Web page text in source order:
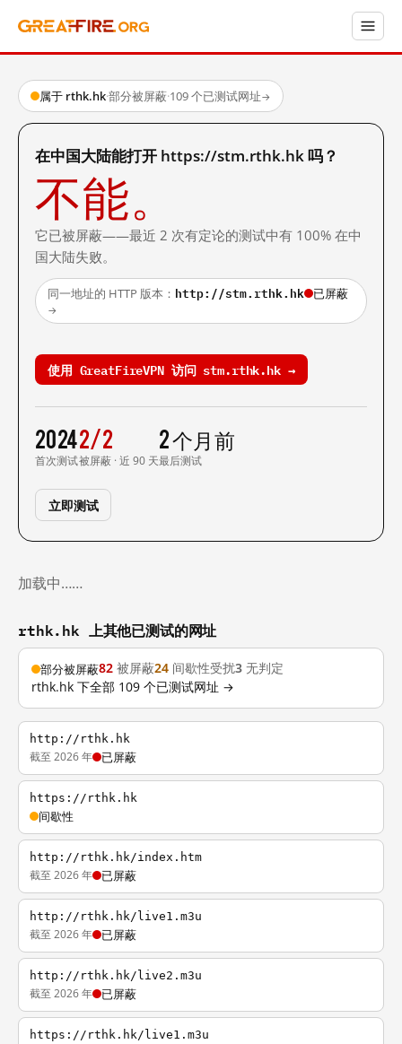
属于 rthk.hk·部分被屏蔽·109 个已测试网址→
在中国大陆能打开 https://stm.rthk.hk 吗？
不能。
它已被屏蔽——最近 2 次有定论的测试中有 100% 在中
国大陆失败。
同一地址的 HTTP 版本： http://stm.rthk.hk 已屏蔽
→
使用 GreatFireVPN 访问 stm.rthk.hk →
2024
首次测试
2/2
被屏蔽 · 近 90 天
2 个月前
最后测试
立即测试
加载中……
rthk.hk 上其他已测试的网址
部分被屏蔽82 被屏蔽24 间歇性受扰3 无判定
rthk.hk 下全部 109 个已测试网址 →
http://rthk.hk
截至 2026 年 已屏蔽
https://rthk.hk
间歇性
http://rthk.hk/index.htm
截至 2026 年 已屏蔽
http://rthk.hk/live1.m3u
截至 2026 年 已屏蔽
http://rthk.hk/live2.m3u
截至 2026 年 已屏蔽
https://rthk.hk/live1.m3u